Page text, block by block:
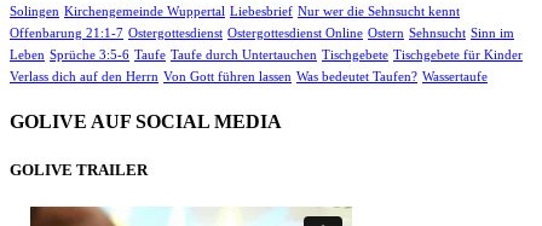
Solingen Kirchengemeinde Wuppertal Liebesbrief Nur wer die Sehnsucht kennt
Offenbarung 21:1-7 Ostergottesdienst Ostergottesdienst Online Ostern Sehnsucht Sinn im
Leben Sprüche 3:5-6 Taufe Taufe durch Untertauchen Tischgebete Tischgebete für Kinder
Verlass dich auf den Herrn Von Gott führen lassen Was bedeutet Taufen? Wassertaufe
GOLIVE AUF SOCIAL MEDIA
GOLIVE TRAILER